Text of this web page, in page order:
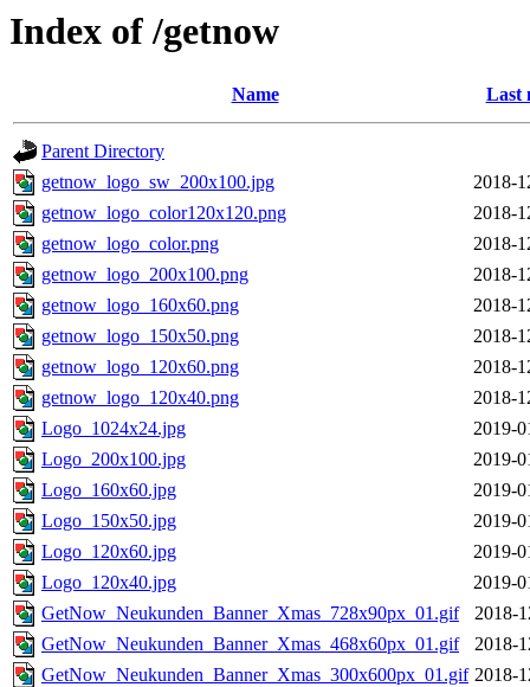
Index of /getnow
Name Last
Parent Directory
getnow_logo_sw_200x100.jpg
2018-
getnow_logo_color120x120.png
2018-
getnow_logo_color.png
2018-
getnow_logo_200x100.png
2018-
getnow_logo_160x60.png
2018-
getnow_logo_150x50.png
2018-
getnow_logo_120x60.png
2018-
getnow_logo_120x40.png
2018-
Logo_1024x24.jpg
2019-
Logo_200x100.jpg
2019-
Logo_160x60.jpg
2019-
Logo_150x50.jpg
2019-
Logo_120x60.jpg
2019-
Logo_120x40.jpg
2019-
GetNow_Neukunden_Banner_Xmas_728x90px_01.gif
2018-
GetNow_Neukunden_Banner_Xmas_468x60px_01.gif
2018-
GetNow_Neukunden_Banner_Xmas_300x600px_01.gif 2018-